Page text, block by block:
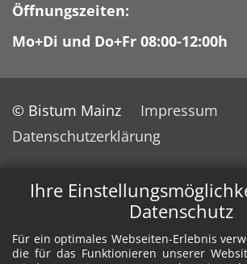
Ihre
Datenschutz
Für ein optimales Webseiten-Erlebnis
die für das Funktionieren unserer
Öffnungszeiten:
Mo+Di und Do+Fr 08:00-12:00h
© Bistum Mainz
Impressum
Datenschutzerklärung